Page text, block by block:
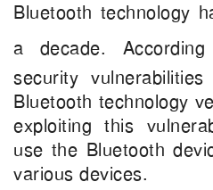
Bluetooth technology
a decade.
security
Bluetooth technology
exploiting this
use the Bluetooth
various devices.